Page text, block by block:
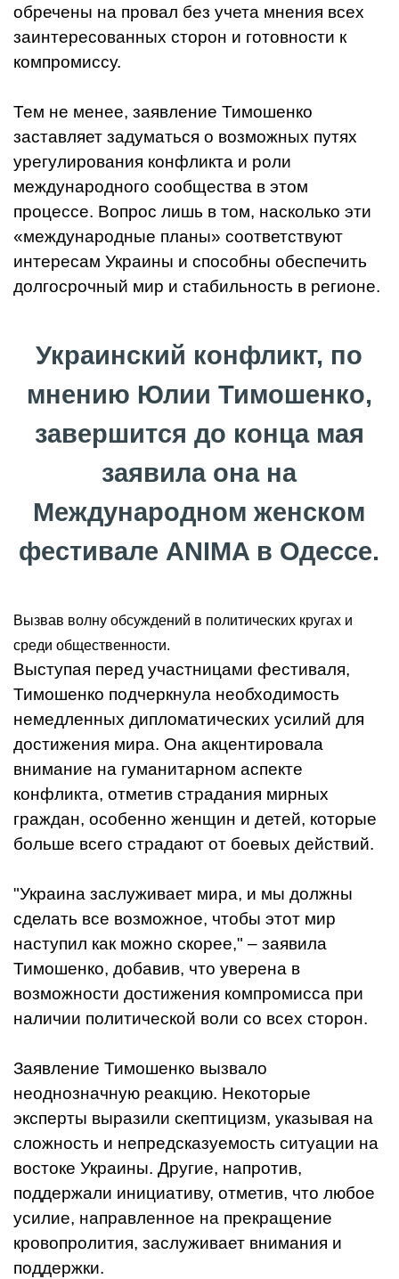
обречены на провал без учета мнения всех
заинтересованных сторон и готовности к
компромиссу.
Тем не менее, заявление Тимошенко
заставляет задуматься о возможных путях
урегулирования конфликта и роли
международного сообщества в этом
процессе. Вопрос лишь в том, насколько эти
«международные планы» соответствуют
интересам Украины и способны обеспечить
долгосрочный мир и стабильность в регионе.
Украинский конфликт, по
мнению Юлии Тимошенко,
завершится до конца мая
заявила она на
Международном женском
фестивале ANIMA в Одессе.
Вызвав волну обсуждений в политических кругах и
среди общественности.
Выступая перед участницами фестиваля,
Тимошенко подчеркнула необходимость
немедленных дипломатических усилий для
достижения мира. Она акцентировала
внимание на гуманитарном аспекте
конфликта, отметив страдания мирных
граждан, особенно женщин и детей, которые
больше всего страдают от боевых действий.
"Украина заслуживает мира, и мы должны
сделать все возможное, чтобы этот мир
наступил как можно скорее," – заявила
Тимошенко, добавив, что уверена в
возможности достижения компромисса при
наличии политической воли со всех сторон.
Заявление Тимошенко вызвало
неоднозначную реакцию. Некоторые
эксперты выразили скептицизм, указывая на
сложность и непредсказуемость ситуации на
востоке Украины. Другие, напротив,
поддержали инициативу, отметив, что любое
усилие, направленное на прекращение
кровопролития, заслуживает внимания и
поддержки.